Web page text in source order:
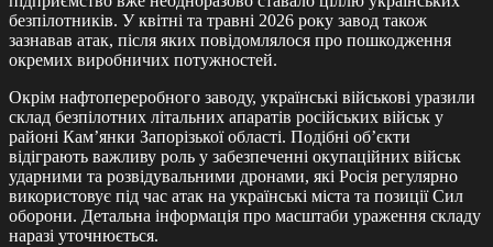
безпілотників. У квітні та травні 2026 року завод також
зазнавав атак, після яких повідомлялося про пошкодження
окремих виробничих потужностей.
Окрім нафтопереробного заводу, українські військові уразили
склад безпілотних літальних апаратів російських військ у
районі Кам’янки Запорізької області. Подібні об’єкти
відіграють важливу роль у забезпеченні окупаційних військ
ударними та розвідувальними дронами, які Росія регулярно
використовує під час атак на українські міста та позиції Сил
оборони. Детальна інформація про масштаби ураження складу
наразі уточнюється.